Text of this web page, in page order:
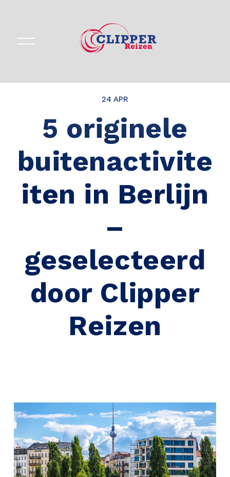
M
e
p
5 originele
buitenactivite
iten in Berlijn
–
geselecteerd
door Clipper
Reizen
24 APR